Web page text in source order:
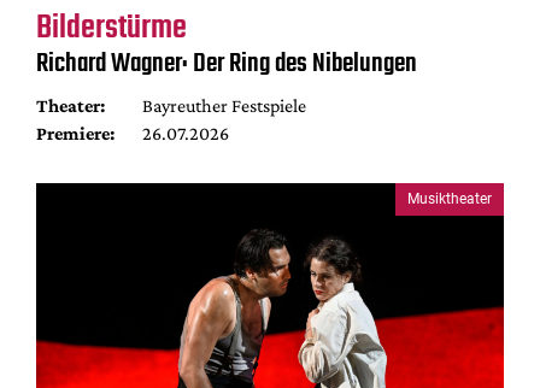
Bilderstürme
Richard Wagner: Der Ring des Nibelungen
Theater:
Bayreuther Festspiele
Premiere:
26.07.2026
Musiktheater